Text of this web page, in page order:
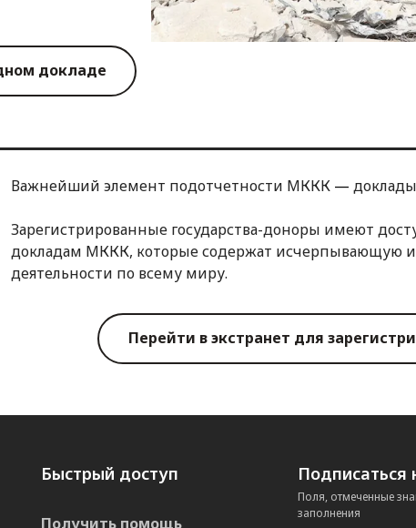
докладе
Важнейший элемент подотчетности МККК —
Зарегистрированные государства-доноры имеют
докладам МККК, которые содержат исчерпывающую
деятельности по всему миру.
Перейти в экстранет для
Быстрый доступ
Получить помощь
Подписаться
Поля, отмеченные
заполнения